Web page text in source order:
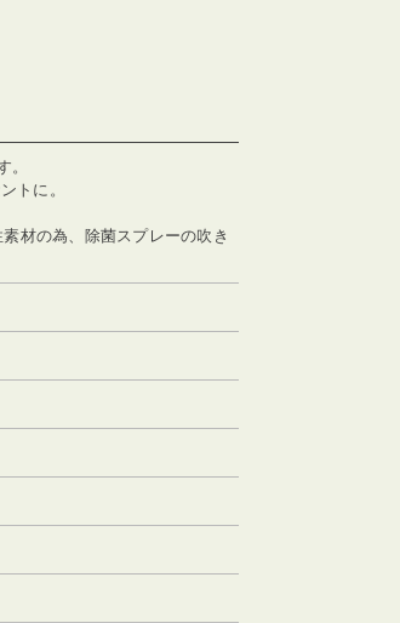
。
トに。
材の為、除菌スプレーの吹き